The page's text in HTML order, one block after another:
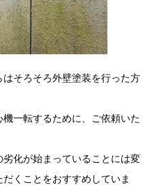
そろそろ外壁塗装を行った方
一転するために、ご依頼いた
化が始まっていることには変
くことをおすすめしていま